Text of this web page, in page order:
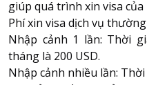
giúp quá trình xin visa
Phí xin visa dịch vụ
Nhập cảnh 1 lần: Thời
tháng là 200 USD.
Nhập cảnh nhiều lần: